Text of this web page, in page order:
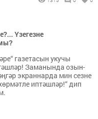
Үзегезне
газетасын укучы
Заманында озын-
экраннарда мин сезне
иптәшләр!“ дип